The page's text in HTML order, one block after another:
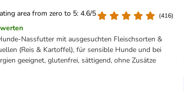
area from zero to 5: 4.6/5
(416)
Nassfutter mit ausgesuchten Fleischsorten &
(Reis & Kartoffel), für sensible Hunde und bei
geeignet, glutenfrei, sättigend, ohne Zusätze